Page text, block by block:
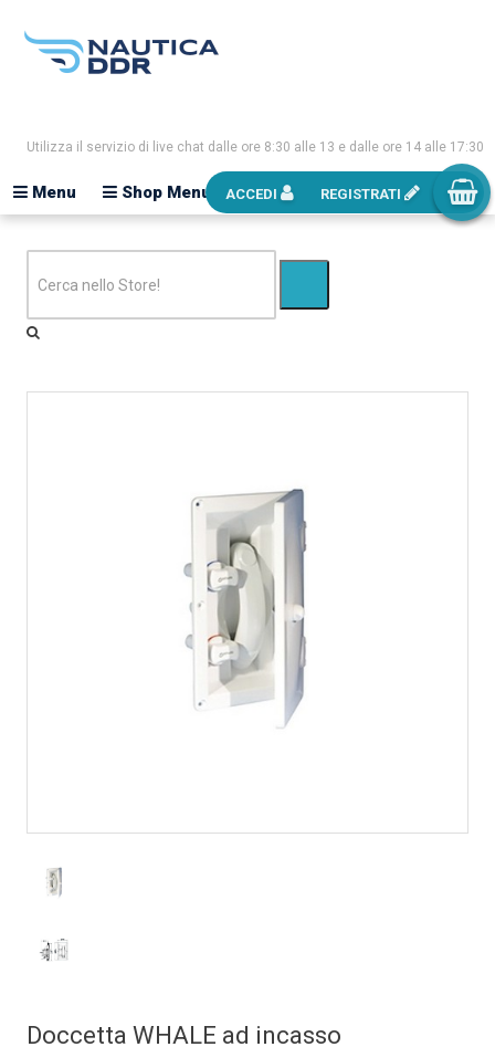
Utilizza il servizio di live chat dalle ore 8:30 alle 13 e dalle ore 14 alle 17:30
Shop Menu
Menu ACCEDI REGISTRATI
Doccetta WHALE ad incasso